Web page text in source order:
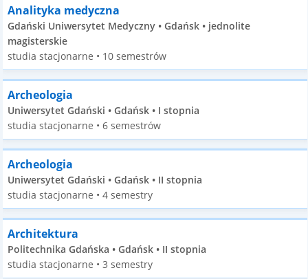
Analityka medyczna
Gdański Uniwersytet Medyczny • Gdańsk • jednolite
magisterskie
studia stacjonarne • 10 semestrów
Archeologia
Uniwersytet Gdański • Gdańsk • I stopnia
studia stacjonarne • 6 semestrów
Archeologia
Uniwersytet Gdański • Gdańsk • II stopnia
studia stacjonarne • 4 semestry
Architektura
Politechnika Gdańska • Gdańsk • II stopnia
studia stacjonarne • 3 semestry